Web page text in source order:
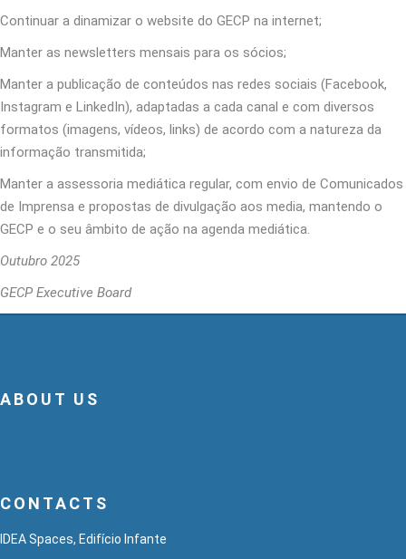
Continuar a dinamizar o website do GECP na internet;
Manter as newsletters mensais para os sócios;
Manter a publicação de conteúdos nas redes sociais (Facebook,
Instagram e LinkedIn), adaptadas a cada canal e com diversos
formatos (imagens, vídeos, links) de acordo com a natureza da
informação transmitida;
Manter a assessoria mediática regular, com envio de Comunicados
de Imprensa e propostas de divulgação aos media, mantendo o
GECP e o seu âmbito de ação na agenda mediática.
Outubro 2025
GECP Executive Board
ABOUT US
CONTACTS
IDEA Spaces, Edifício Infante